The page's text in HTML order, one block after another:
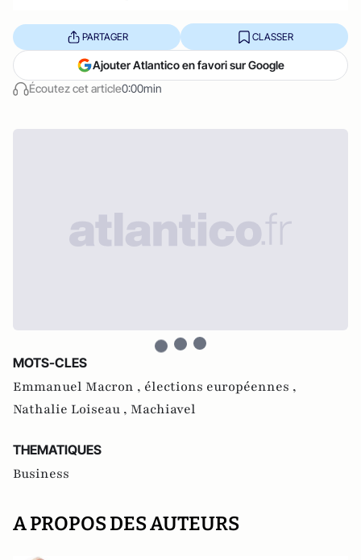
Écoutez cet article0:00min
PARTAGER CLASSER
Ajouter Atlantico en favori sur Google
MOTS-CLES
Emmanuel Macron , élections européennes ,
Nathalie Loiseau , Machiavel
THEMATIQUES
Business
A PROPOS DES AUTEURS